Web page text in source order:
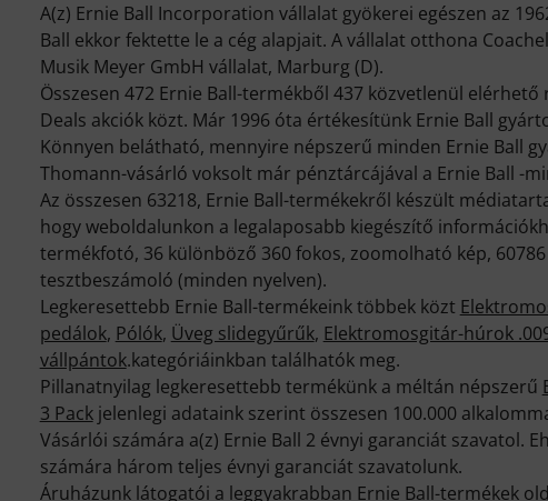
A(z) Ernie Ball Incorporation vállalat gyökerei egészen az
Ball ekkor fektette le a cég alapjait. A vállalat otthona
Musik Meyer GmbH vállalat, Marburg (D).
Összesen 472 Ernie Ball-termékből 437 közvetlenül
Deals akciók közt. Már 1996 óta értékesítünk Ernie Ball
Könnyen belátható, mennyire népszerű minden Ernie Ball
Thomann-vásárló voksolt már pénztárcájával a Ernie Ball -
Az összesen 63218, Ernie Ball-termékekről készült
hogy weboldalunkon a legalaposabb kiegészítő
termékfotó, 36 különböző 360 fokos, zoomolható kép,
tesztbeszámoló (minden nyelven).
Legkeresettebb Ernie Ball-termékeink többek közt
pedálok, Pólók, Üveg slidegyűrűk, Elektromosgitár-húrok
vállpántok.kategóriáinkban találhatók meg.
Pillanatnyilag legkeresettebb termékünk a méltán népszerű
3 Packjelenlegi adataink szerint összesen 100.000
Vásárlói számára a(z) Ernie Ball 2 évnyi garanciát szavatol.
számára három teljes évnyi garanciát szavatolunk.
Áruházunk látogatói a leggyakrabban Ernie Ball-termékek